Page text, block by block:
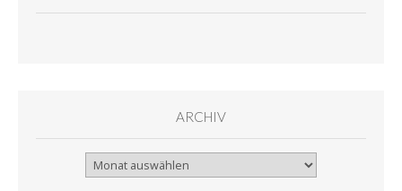
ARCHIV
Archiv